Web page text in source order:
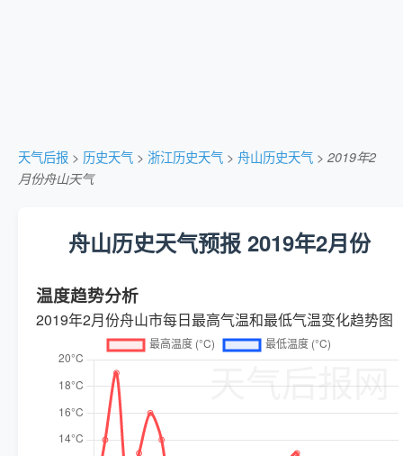
天气后报 > 历史天气 > 浙江历史天气 > 舟山历史天气 > 2019年2
月份舟山天气
舟山历史天气预报 2019年2月份
温度趋势分析
2019年2月份舟山市每日最高气温和最低气温变化趋势图